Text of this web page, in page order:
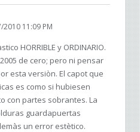
2010 11:09 PM
HORRIBLE y ORDINARIO.
de cero; pero ni pensar
esta versiòn. El capot que
es como si hubiesen
con partes sobrantes. La
guardapuertas
un error estètico.